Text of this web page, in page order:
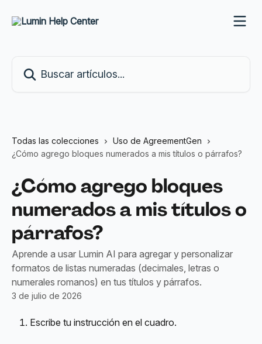
Todas las colecciones
Uso de AgreementGen
¿Cómo agrego bloques numerados a mis títulos o párrafos?
¿Cómo agrego bloques
numerados a mis títulos o
párrafos?
Aprende a usar Lumin AI para agregar y personalizar
formatos de listas numeradas (decimales, letras o
numerales romanos) en tus títulos y párrafos.
3 de julio de 2026
Escribe tu instrucción en el cuadro.